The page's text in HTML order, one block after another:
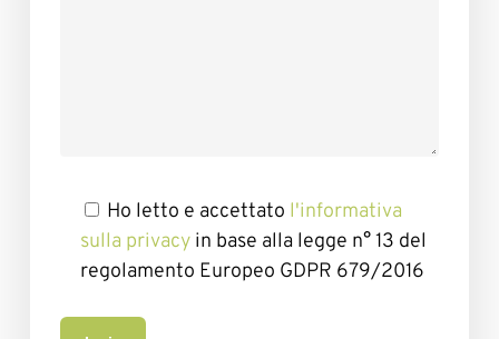
Ho letto e accettato l'informativa
sulla privacy in base alla legge n° 13 del
regolamento Europeo GDPR 679/2016